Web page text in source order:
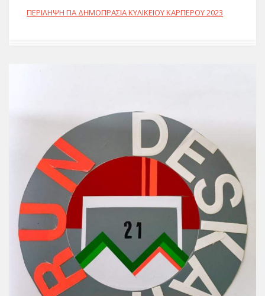
ΠΕΡΙΛΗΨΗ ΓΙΑ ΔΗΜΟΠΡΑΣΙΑ ΚΥΛΙΚΕΙΟΥ ΚΑΡΠΕΡΟΥ 2023